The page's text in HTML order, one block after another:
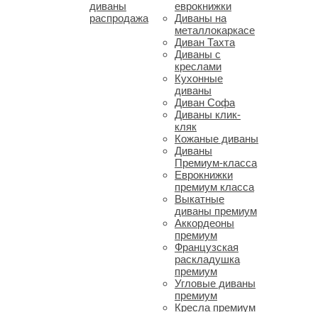
диваны
распродажа
еврокнижки
Диваны на
металлокаркасе
Диван Тахта
Диваны с
креслами
Кухонные
диваны
Диван Софа
Диваны клик-
кляк
Кожаные диваны
Диваны
Премиум-класса
Еврокнижки
премиум класса
Выкатные
диваны премиум
Аккордеоны
премиум
Французская
раскладушка
премиум
Угловые диваны
премиум
Кресла премиум